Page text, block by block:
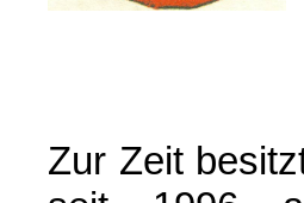
Zur Zeit